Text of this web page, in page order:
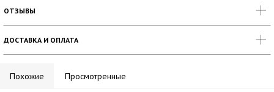
ОТЗЫВЫ
ДОСТАВКА И ОПЛАТА
Похожие Просмотренные